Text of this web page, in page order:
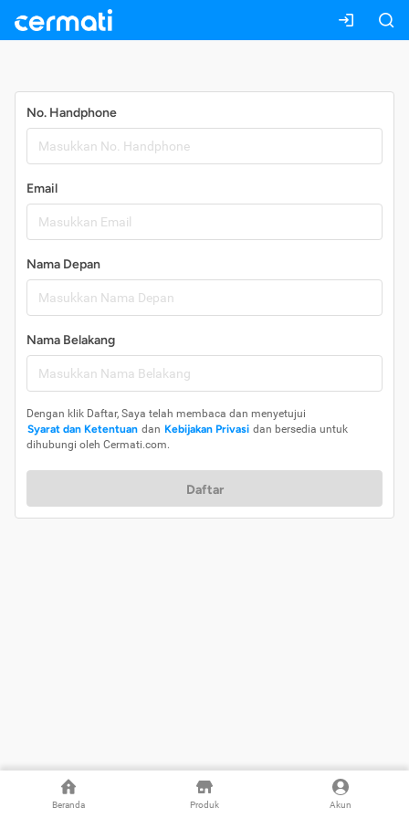
Beranda Produk Akun
No. Handphone
Email
Nama Depan
Nama Belakang
Dengan klik Daftar, Saya telah membaca dan menyetujui
Syarat dan Ketentuan dan Kebijakan Privasi dan bersedia untuk
dihubungi oleh Cermati.com.
Daftar